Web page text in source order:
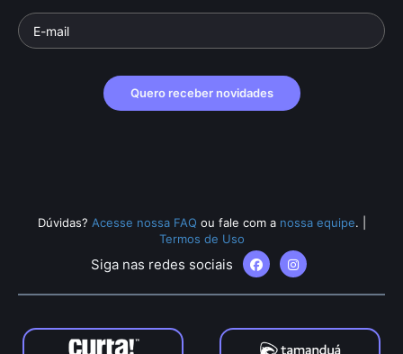
Quero receber novidades
Dúvidas? Acesse nossa FAQ ou fale com a nossa equipe.
Termos de Uso
Siga nas redes sociais